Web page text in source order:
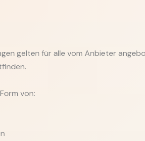
gelten für alle vom Anbieter
von: